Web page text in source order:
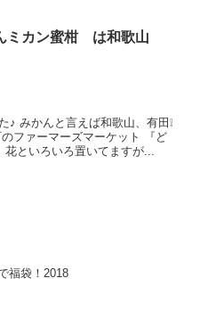
ミカン蜜柑 は和歌山
みかんと言えば和歌山、有田❕
ファーマーズマーケット 『ど
花といろいろ置いてますが...
福袋！2018